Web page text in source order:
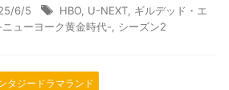
6/5 HBO U-NEXT ギルデッド・エ
ューヨーク黄金時代-
シーズン2
タジードラマランド